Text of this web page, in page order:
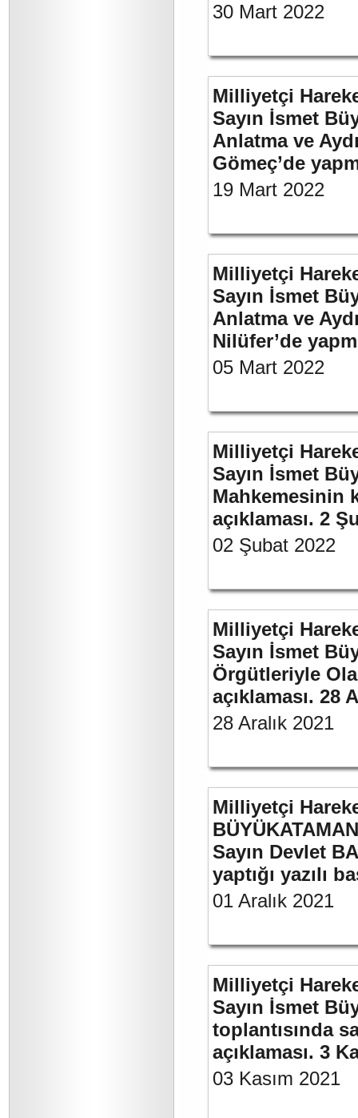
30 Mart 2022
Milliyetçi
Sayın İsmet
Anlatma ve
Gömeç’de
19 Mart 2022
Milliyetçi
Sayın İsmet
Anlatma ve
Nilüfer’de
05 Mart 2022
Milliyetçi
Sayın İsmet
Mahkemesinin
açıklaması. 2
02 Şubat 2022
Milliyetçi
Sayın İsmet
Örgütleriyle
açıklaması. 28
28 Aralık 2021
Milliyetçi
Sayın Devlet
yaptığı yazılı
01 Aralık 2021
Milliyetçi
Sayın İsmet
toplantısında
açıklaması. 3
03 Kasım 2021